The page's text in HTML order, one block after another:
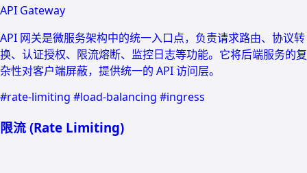
API Gateway
API 网关是微服务架构中的统一入口点，负责请求路由、协议转
换、认证授权、限流熔断、监控日志等功能。它将后端服务的复
杂性对客户端屏蔽，提供统一的 API 访问层。
#rate-limiting #load-balancing #ingress
限流 (Rate Limiting)